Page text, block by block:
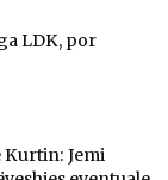
LDK, por
Jemi